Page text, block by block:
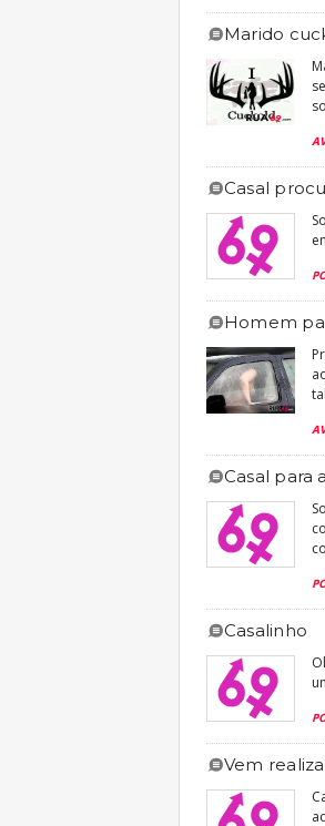
marido
casal
homem
casal para
casalinho
vem